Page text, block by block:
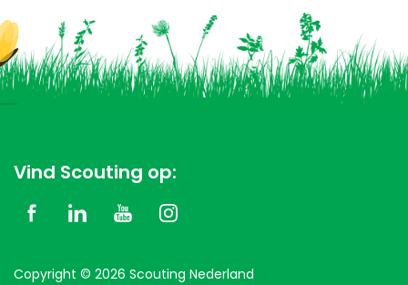
Vind Scouting op:
Copyright © 2026 Scouting Nederland